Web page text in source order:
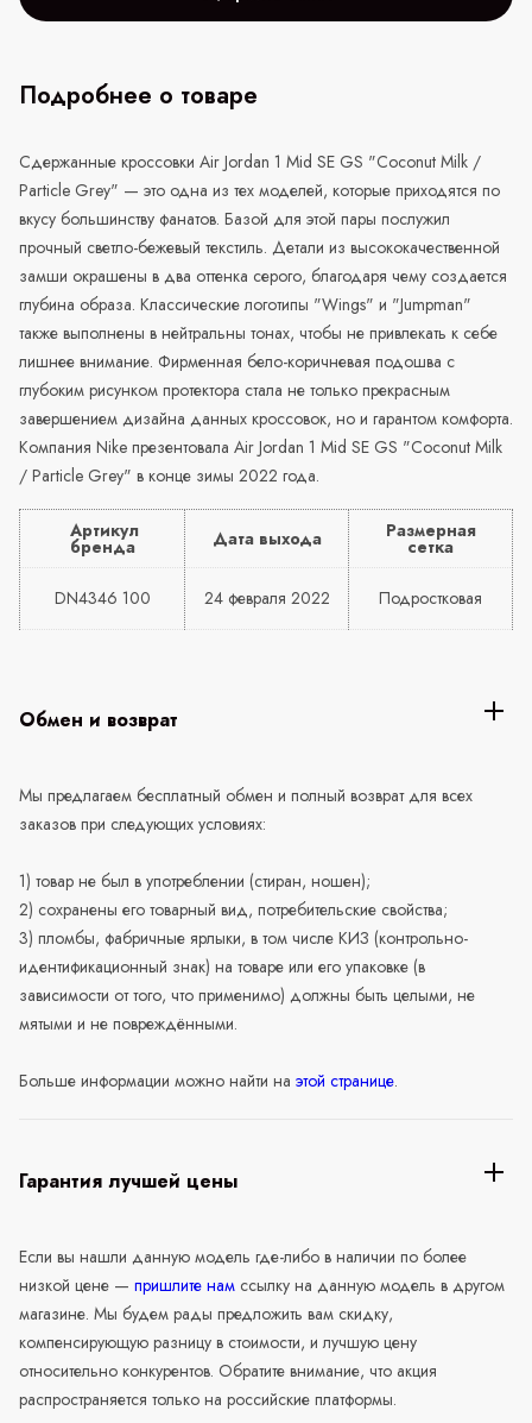
Подробнее о товаре
Сдержанные кроссовки Air Jordan 1 Mid SE GS "Coconut Milk /
Particle Grey" — это одна из тех моделей, которые приходятся по
вкусу большинству фанатов. Базой для этой пары послужил
прочный светло-бежевый текстиль. Детали из высококачественной
замши окрашены в два оттенка серого, благодаря чему создается
глубина образа. Классические логотипы "Wings" и "Jumpman"
также выполнены в нейтральны тонах, чтобы не привлекать к себе
лишнее внимание. Фирменная бело-коричневая подошва с
глубоким рисунком протектора стала не только прекрасным
завершением дизайна данных кроссовок, но и гарантом комфорта.
Компания Nike презентовала Air Jordan 1 Mid SE GS "Coconut Milk
/ Particle Grey" в конце зимы 2022 года.
Артикул
бренда Дата выхода Размерная
сетка
DN4346 100 24 февраля 2022 Подростковая
Обмен и возврат
Мы предлагаем бесплатный обмен и полный возврат для всех
заказов при следующих условиях:
1) товар не был в употреблении (стиран, ношен);
2) сохранены его товарный вид, потребительские свойства;
3) пломбы, фабричные ярлыки, в том числе КИЗ (контрольно-
идентификационный знак) на товаре или его упаковке (в
зависимости от того, что применимо) должны быть целыми, не
мятыми и не повреждёнными.
Больше информации можно найти на этой странице.
Гарантия лучшей цены
Если вы нашли данную модель где-либо в наличии по более
низкой цене — пришлите нам ссылку на данную модель в другом
магазине. Мы будем рады предложить вам скидку,
компенсирующую разницу в стоимости, и лучшую цену
относительно конкурентов. Обратите внимание, что акция
распространяется только на российские платформы.